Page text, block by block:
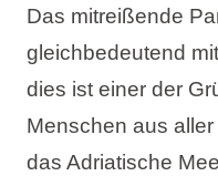
Reiseziele
Urlaubsarten
Das mitreißende
gleichbedeutend
dies ist einer der
Menschen aus
das Adriatische